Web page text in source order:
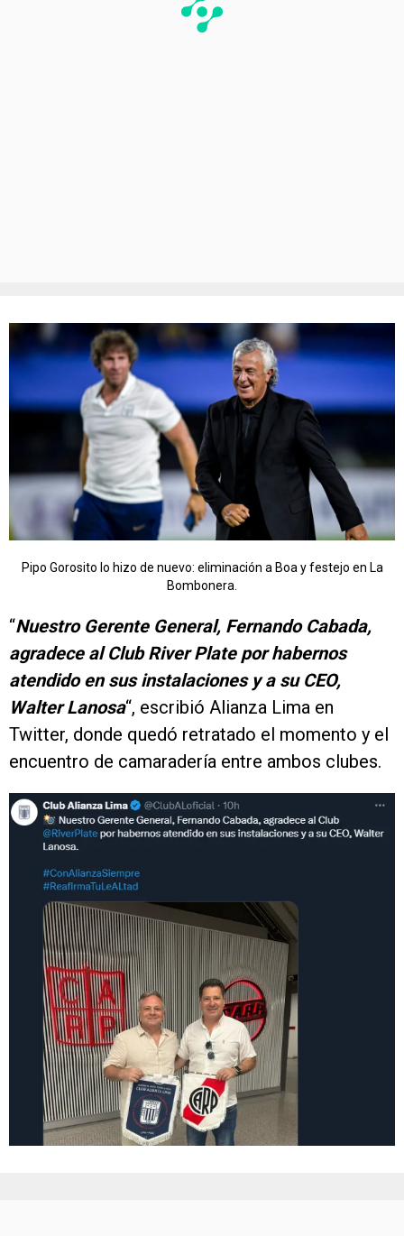
Pipo Gorosito lo hizo de nuevo: eliminación a Boa y festejo en La
Bombonera.
“Nuestro Gerente General, Fernando Cabada,
agradece al Club River Plate por habernos
atendido en sus instalaciones y a su CEO,
Walter Lanosa“, escribió Alianza Lima en
Twitter, donde quedó retratado el momento y el
encuentro de camaradería entre ambos clubes.